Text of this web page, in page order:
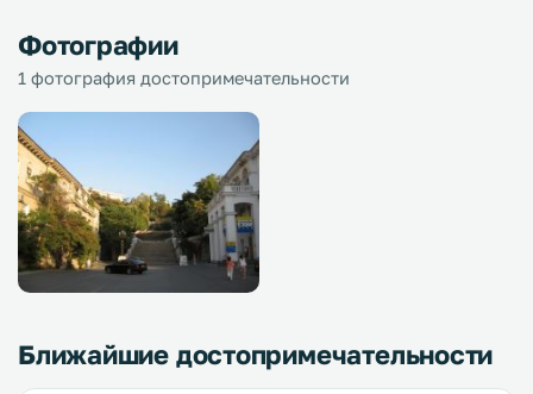
Фотографии
1 фотография достопримечательности
Ближайшие достопримечательности